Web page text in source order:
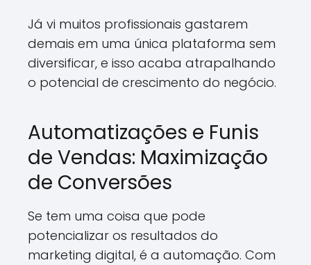
Já vi muitos profissionais gastarem
demais em uma única plataforma sem
diversificar, e isso acaba atrapalhando
o potencial de crescimento do negócio.
Automatizações e Funis
de Vendas: Maximização
de Conversões
Se tem uma coisa que pode
potencializar os resultados do
marketing digital, é a automação. Com